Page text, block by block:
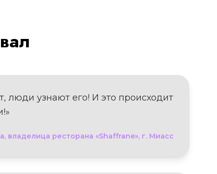
люди узнают его! И это происходит
владелица ресторана «Shaffrane», г. Миасс